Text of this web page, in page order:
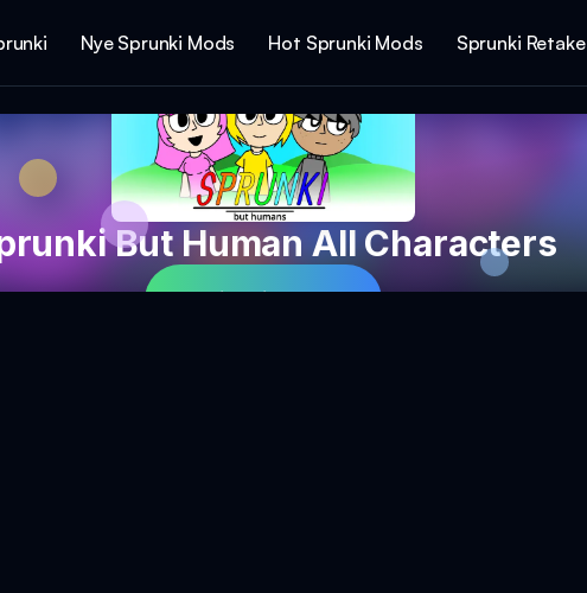
Nye Sprunki Mods Hot Sprunki Mods Sprunki Retake
But Human All Characters
Spil Spillet Nu